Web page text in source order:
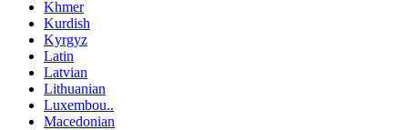
Khmer
Kurdish
Kyrgyz
Latin
Latvian
Lithuanian
Luxembou..
Macedonian